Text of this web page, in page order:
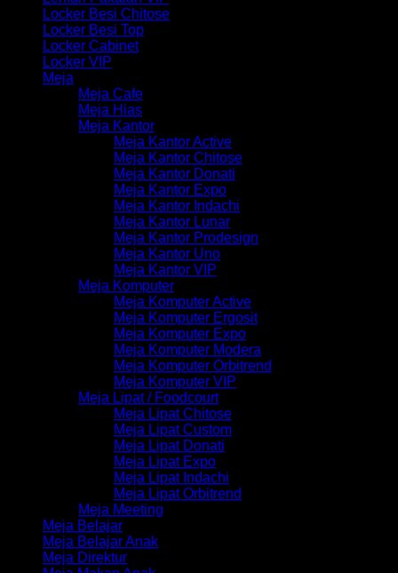
Locker Besi Chitose
Locker Besi Top
Locker Cabinet
Locker VIP
Meja
Meja Cafe
Meja Hias
Meja Kantor
Meja Kantor Active
Meja Kantor Chitose
Meja Kantor Donati
Meja Kantor Expo
Meja Kantor Indachi
Meja Kantor Lunar
Meja Kantor Prodesign
Meja Kantor Uno
Meja Kantor VIP
Meja Komputer
Meja Komputer Active
Meja Komputer Ergosit
Meja Komputer Expo
Meja Komputer Modera
Meja Komputer Orbitrend
Meja Komputer VIP
Meja Lipat / Foodcourt
Meja Lipat Chitose
Meja Lipat Custom
Meja Lipat Donati
Meja Lipat Expo
Meja Lipat Indachi
Meja Lipat Orbitrend
Meja Meeting
Meja Belajar
Meja Belajar Anak
Meja Direktur